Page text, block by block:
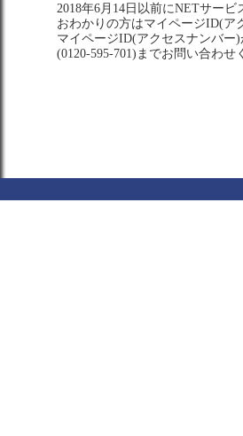
2018年6月14日以前にNETサー
おわかりの方はマイページID(ア
マイページID(アクセスナンバー
(0120-595-701)までお問い合わせ